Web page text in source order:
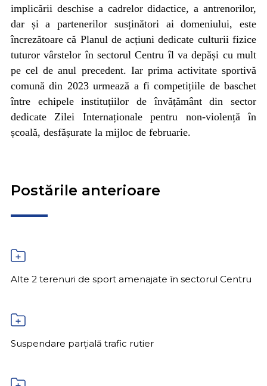
implicării deschise a cadrelor didactice, a antrenorilor,
dar și a partenerilor susținători ai domeniului, este
încrezătoare că Planul de acțiuni dedicate culturii fizice
tuturor vârstelor în sectorul Centru îl va depăși cu mult
pe cel de anul precedent. Iar prima activitate sportivă
comună din 2023 urmează a fi competițiile de baschet
între echipele instituțiilor de învățământ din sector
dedicate Zilei Internaționale pentru non-violență în
școală, desfășurate la mijloc de februarie.
Postările anterioare
Alte 2 terenuri de sport amenajate în sectorul Centru
Suspendare parțială trafic rutier